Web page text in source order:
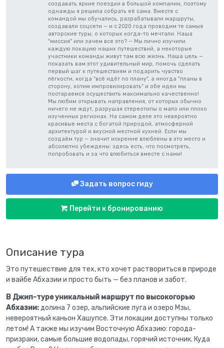
Описание тура
Это путешествие для тех, кто хочет раствориться в природе
и вайбе Абхазии и просто быть — без планов и забот.
В Джип-туре уникальный маршрут по высокогорью
Абхазии:долина 7 озер, альпийские луга и озеро Мзы,
невероятный каньон Хашупсе. Эти локации доступны только
летом! А также мы изучим Восточную Абхазию: города-
призраки, самые большие водопады, горячий источник. Куда
создавать яркие поездки в большой компании, поэтому
однажды я решила собрать её сама. Вместе с
командой мы обучались, разрабатывали маршруты,
создавали соцсети — и с 2020 года проводим те самые
авторские туры, о которых когда-то мечтали. Наша
"миссия" или зачем все это? — Мы лично изучили
каждую локацию наших путешествий, а некоторые
участники команды живут там всю жизнь. Наша цель —
показать вам этот удивительный мир, помочь сделать
первый шаг к путешествиям и подарить чувство
лёгкости, когда "всё идёт по плану", а иногда "планы в
сторону, хотим импровизировать" и обе идеи мы
постараемся осуществить максимально качественно!
Мы любим открывать направления, от которых обычно
ничего не ждут, разрушая стереотипы о мало или плохо
изученных регионах. На самом деле это невероятно
красивые места с богатой природой, атмосферной
архитектурой и вкусной местной кухней. Если мы
создаём тур — значит искренне влюблены в это место и
абсолютно убеждены: здесь есть, что посмотреть,
попробовать и за что влюбиться вместе с нами!
Задать вопрос гиду
Перейти к бронированию